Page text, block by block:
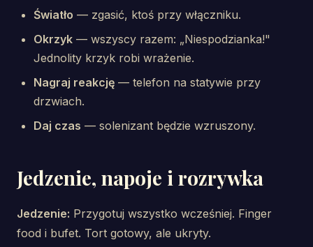
Światło — zgasić, ktoś przy włączniku.
Okrzyk — wszyscy razem: „Niespodzianka!"
Jednolity krzyk robi wrażenie.
Nagraj reakcję — telefon na statywie przy
drzwiach.
Daj czas — solenizant będzie wzruszony.
Jedzenie, napoje i rozrywka
Jedzenie: Przygotuj wszystko wcześniej. Finger
food i bufet. Tort gotowy, ale ukryty.